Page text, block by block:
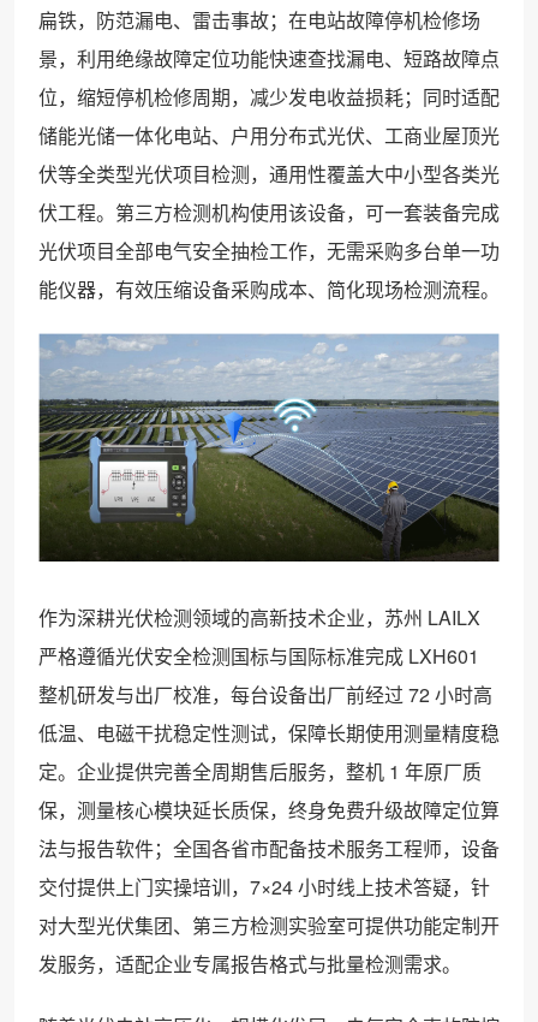
扁铁，防范漏电、雷击事故；在电站故障停机检修场
景，利用绝缘故障定位功能快速查找漏电、短路故障点
位，缩短停机检修周期，减少发电收益损耗；同时适配
储能光储一体化电站、户用分布式光伏、工商业屋顶光
伏等全类型光伏项目检测，通用性覆盖大中小型各类光
伏工程。第三方检测机构使用该设备，可一套装备完成
光伏项目全部电气安全抽检工作，无需采购多台单一功
能仪器，有效压缩设备采购成本、简化现场检测流程。
作为深耕光伏检测领域的高新技术企业，苏州 LAILX
严格遵循光伏安全检测国标与国际标准完成 LXH601
整机研发与出厂校准，每台设备出厂前经过 72 小时高
低温、电磁干扰稳定性测试，保障长期使用测量精度稳
定。企业提供完善全周期售后服务，整机 1 年原厂质
保，测量核心模块延长质保，终身免费升级故障定位算
法与报告软件；全国各省市配备技术服务工程师，设备
交付提供上门实操培训，7×24 小时线上技术答疑，针
对大型光伏集团、第三方检测实验室可提供功能定制开
发服务，适配企业专属报告格式与批量检测需求。